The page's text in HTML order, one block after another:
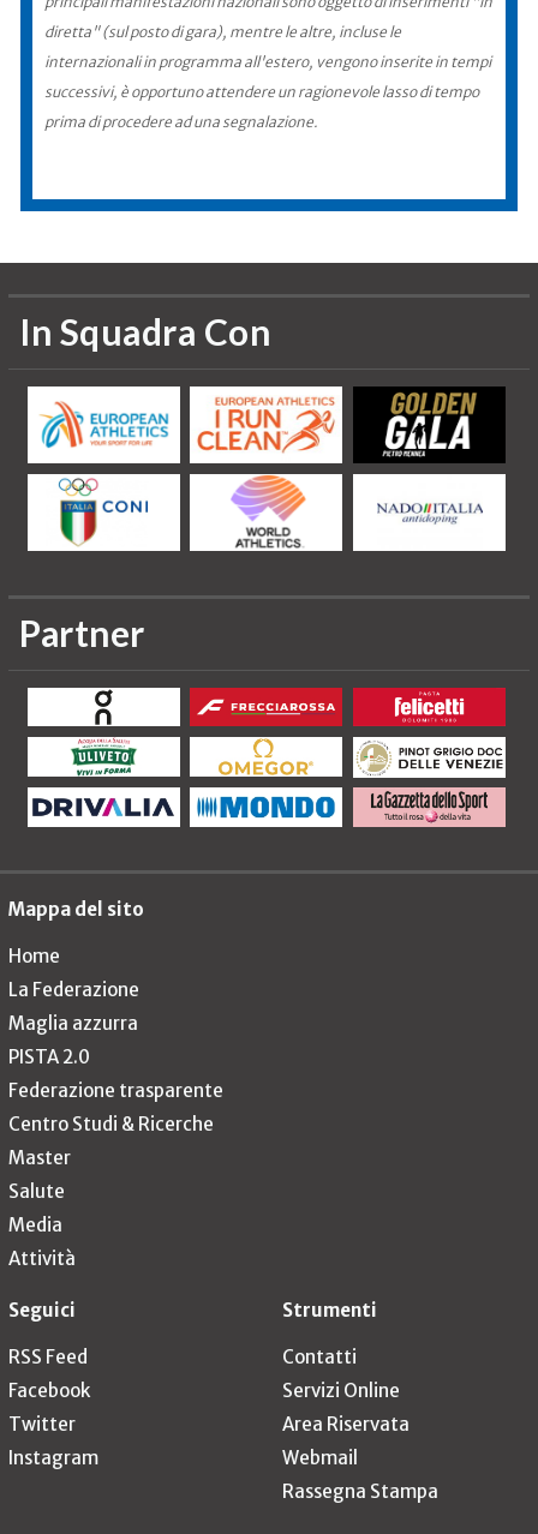
diretta" (sul posto di gara), mentre le altre, incluse le
internazionali in programma all'estero, vengono inserite in tempi
successivi, è opportuno attendere un ragionevole lasso di tempo
prima di procedere ad una segnalazione.
In Squadra Con
Partner
Mappa del sito
Home
La Federazione
Maglia azzurra
PISTA 2.0
Federazione trasparente
Centro Studi & Ricerche
Master
Salute
Media
Attività
Seguici
RSS Feed
Facebook
Twitter
Instagram
Strumenti
Contatti
Servizi Online
Area Riservata
Webmail
Rassegna Stampa